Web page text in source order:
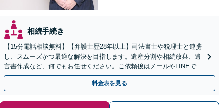
相続手続き
【15分電話相談無料】【弁護士歴28年以上】司法書士や税理士と連携
し、スムーズかつ最適な解決を目指します。遺産分割や相続放棄、遺
言書作成など、何でもお任せください。ご依頼後はメールやLINEでの
やり取りも可能です【青葉通一番町駅5分】
料金表を見る